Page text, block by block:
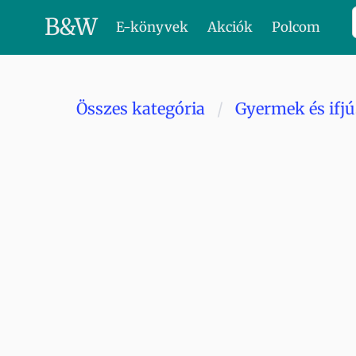
B&W E-könyvek Akciók Polcom
Összes kategória Gyermek és